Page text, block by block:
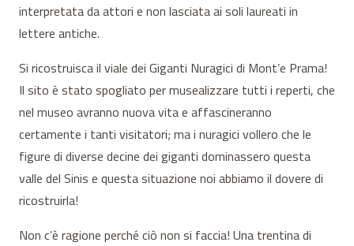
interpretata da attori e non lasciata ai soli laureati in
lettere antiche.
Si ricostruisca il viale dei Giganti Nuragici di Mont’e Prama!
Il sito è stato spogliato per musealizzare tutti i reperti, che
nel museo avranno nuova vita e affascineranno
certamente i tanti visitatori; ma i nuragici vollero che le
figure di diverse decine dei giganti dominassero questa
valle del Sinis e questa situazione noi abbiamo il dovere di
ricostruirla!
Non c’è ragione perché ciò non si faccia! Una trentina di